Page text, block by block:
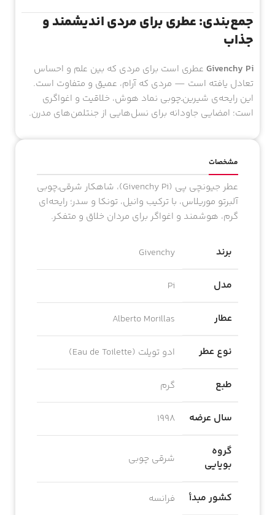
جمع‌بندی: عطری برای مردی اندیشمند و
جذاب
Givenchy Pi عطری است برای مردی که بین علم و احساس
تعادل یافته است — مردی که آرام، عمیق و متفاوت است.
این رایحه‌ی شیرین‌ـ‌چوبی نماد هوش، خلاقیت و اغواگری
است؛ امضایی جاودانه برای نسل‌هایی از جنتلمن‌های مدرن.
مشخصات
عطر جیونچی پی (Givenchy Pi)، شاهکار شرقی‌ـ‌چوبی
آلبرتو موریلاس، با ترکیب وانیل، تونکا و سدر؛ رایحه‌ای
گرم، هوشمند و اغواگر برای مردان خلاق و متفکر.
برند Givenchy
مدل Pi
عطار Alberto Morillas
نوع عطر ادو تویلت (Eau de Toilette)
طبع گرم
سال عرضه 1998
گروه
بویایی
شرقی چوبی
کشور مبدأ فرانسه